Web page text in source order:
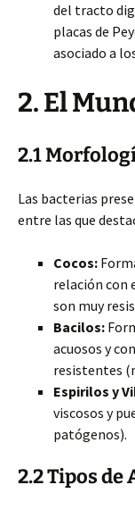
del tracto
placas de
asociado a
2. El
2.1
Las bacterias
entre las que
Cocos:
relación con
son muy
Bacilos:
acuosos y
resistentes
Espirilos y
viscosos y
patógenos).
2.2 Tipos